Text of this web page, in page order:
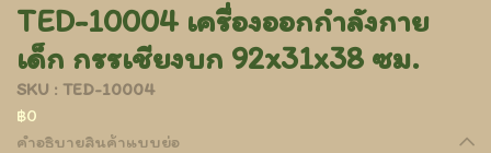
TED-10004 เครื่องออกกำลังกาย
เด็ก กรรเชียงบก 92x31x38 ซม.
SKU : TED-10004
฿0
คำอธิบายสินค้าแบบย่อ